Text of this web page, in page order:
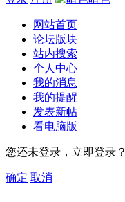
网站首页
论坛版块
站内搜索
个人中心
我的消息
我的提醒
发表新帖
看电脑版
您还未登录，立即登录？
确定 取消